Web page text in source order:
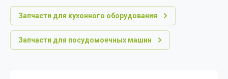
Запчасти для кухонного оборудования
Запчасти для посудомоечных машин